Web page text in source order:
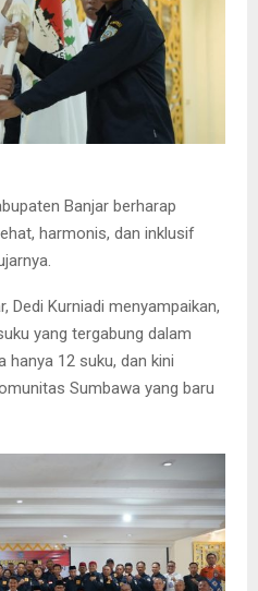
Banjar berharap
harmonis, dan inklusif
Dedi Kurniadi menyampaikan,
yang tergabung dalam
12 suku, dan kini
Sumbawa yang baru